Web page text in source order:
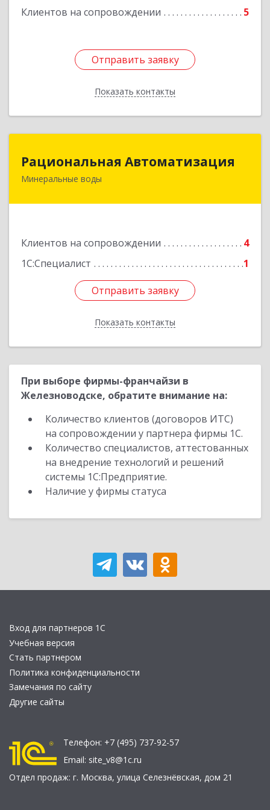
Клиентов на сопровождении 5
Отправить заявку
Показать контакты
Отправить заявку
Назад
Рациональная Автоматизация
Минеральные воды
Клиентов на сопровождении
4
1С:Специалист
1
Отправить заявку
Показать контакты
357209, Ставропольский край, м.о.
Подробнее
Отправить заявку
Назад
При выборе фирмы-франчайзи в
Железноводске, обратите внимание на:
Количество клиентов (договоров ИТС)
на сопровождении у партнера фирмы 1С.
Количество специалистов, аттестованных
на внедрение технологий и решений
системы 1С:Предприятие.
Наличие у фирмы статуса
Вход для партнеров 1С
Учебная версия
Стать партнером
Политика конфиденциальности
Замечания по сайту
Другие сайты
Телефон: +7 (495) 737-92-57
Email: site_v8@1c.ru
Отдел продаж: г. Москва, улица Селезнёвская, дом 21